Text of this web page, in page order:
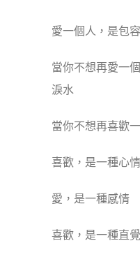
愛一個人，是包
當你不想再愛一
淚水
當你不想再喜歡
喜歡，是一種心情
愛，是一種感情
喜歡，是一種直覺